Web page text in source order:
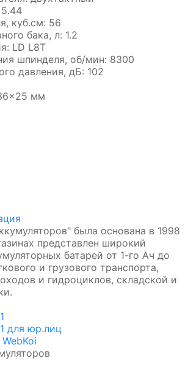
куб.см: 56
бака, л: 1.2
LD L8T
шпинделя, об/мин: 8300
давления, дБ: 102
мм
была основана в 1998
представлен широкий
батарей от 1-го Ач до
и грузового транспорта,
и гидроциклов, складской и
для юр.лиц
WebKoi